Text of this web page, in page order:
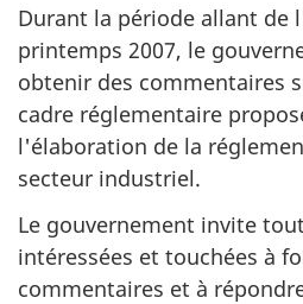
Durant la période allant de
printemps 2007, le
obtenir des commentaires
cadre réglementaire
l'élaboration de la
secteur industriel.
Le gouvernement invite
intéressées et touchées à
commentaires et à